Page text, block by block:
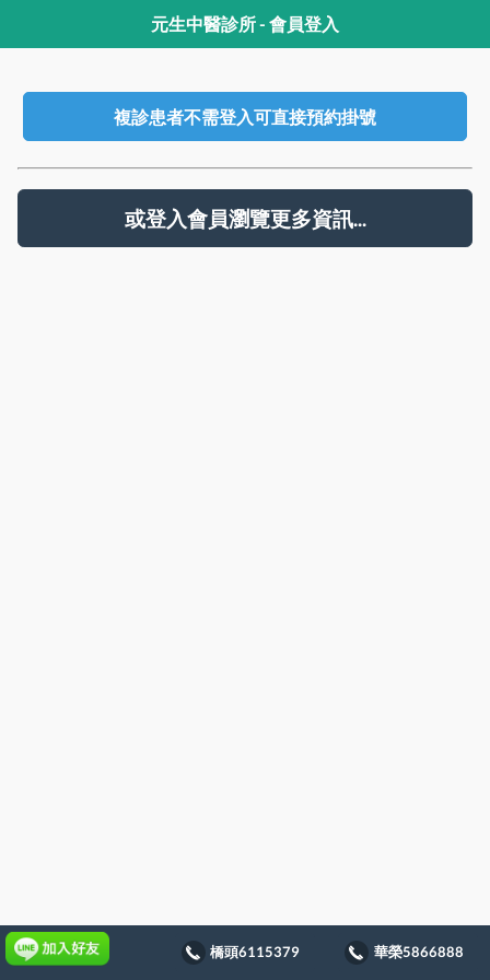
元生中醫診所 - 會員登入
複診患者不需登入可直接預約掛號
或登入會員瀏覽更多資訊...
橋頭6115379 華榮5866888